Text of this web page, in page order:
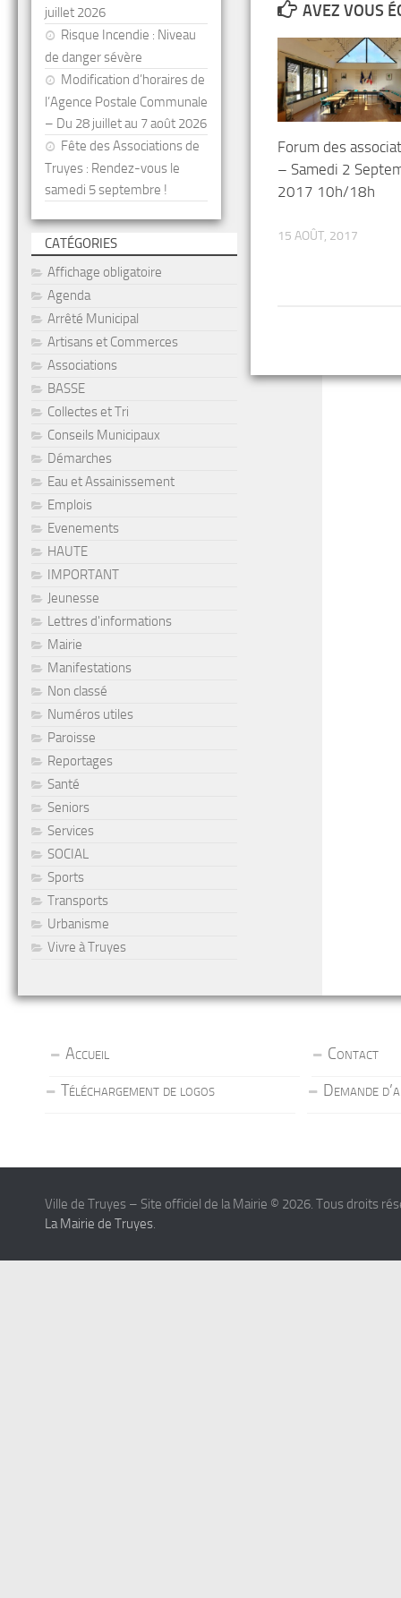
AVEZ VOUS
Forum des
– Samedi 2
2017 10h/18h
15 AOÛT, 2017
juillet 2026
Risque Incendie : Niveau
de danger sévère
Modification d’horaires de
l’Agence Postale Communale
– Du 28 juillet au 7 août 2026
Fête des Associations de
Truyes : Rendez-vous le
samedi 5 septembre !
CATÉGORIES
Affichage obligatoire
Agenda
Arrêté Municipal
Artisans et Commerces
Associations
BASSE
Collectes et Tri
Conseils Municipaux
Démarches
Eau et Assainissement
Emplois
Evenements
HAUTE
IMPORTANT
Jeunesse
Lettres d'informations
Mairie
Manifestations
Non classé
Numéros utiles
Paroisse
Reportages
Santé
Seniors
Services
SOCIAL
Sports
Transports
Urbanisme
Vivre à Truyes
Accueil
Contact
Téléchargement de logos
Demande
Ville de Truyes – Site officiel de la Mairie © 2026. Tous droits
La Mairie de Truyes.